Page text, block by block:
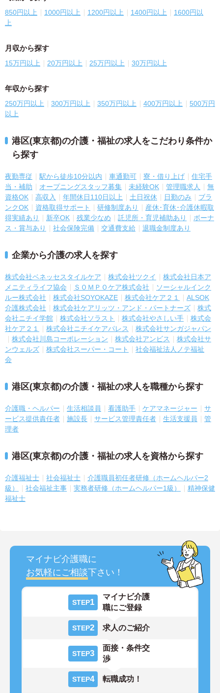
850円以上 1000円以上 1200円以上 1400円以上
1600円以
上
月収から探す
15万円以上 20万円以上 25万円以上 30万円以上
年収から探す
250万円以上 300万円以上 350万円以上 400万円以上
500万円
以上
港区(東京都)の介護・福祉の求人をこだわり条件か
ら探す
夜勤専従 駅から徒歩10分以内 車通勤可 寮・借り上げ
住宅手
当・補助
オープニングスタッフ募集 未経験OK 管理職求人
無
資格OK
高収入 年間休日110日以上 土日祝休 日勤のみ
ブラ
ンクOK
資格取得サポート 研修制度あり
産休･育休･介護休暇取
得実績あり
新卒OK 残業少なめ 託児所・育児補助あり
ボーナ
ス・賞与あり
社会保険完備 交通費支給 退職金制度あり
企業から介護の求人を探す
株式会社ベネッセスタイルケア 株式会社ツクイ
株式会社日本ア
メニティライフ協会
ＳＯＭＰＯケア株式会社
ソーシャルインク
ルー株式会社
株式会社SOYOKAZE 株式会社ケア２１
ALSOK
介護株式会社
株式会社ケアリッツ・アンド・パートナーズ
株式
会社ニチイ学館
株式会社ソラスト 株式会社やさしい手
株式会
社ケア２１
株式会社ニチイケアパレス
株式会社サンガジャパン
株式会社川島コーポレーション
株式会社アンビス
株式会社サ
ンウェルズ
株式会社スーパー・コート
社会福祉法人ノテ福祉
会
港区(東京都)の介護・福祉の求人を職種から探す
介護職・ヘルパー 生活相談員 看護助手 ケアマネージャー
サ
ービス提供責任者
施設長 サービス管理責任者 生活支援員
管
理者
港区(東京都)の介護・福祉の求人を資格から探す
介護福祉士 社会福祉士
介護職員初任者研修（ホームヘルパー2
級）
社会福祉主事 実務者研修（ホームヘルパー1級）
精神保健
福祉士
マイナビ介護職に
お気軽にご相談下さい！
STEP1
マイナビ介護
職にご登録
STEP2 求人のご紹介
STEP3
面接・条件交
渉
STEP4 転職成功！